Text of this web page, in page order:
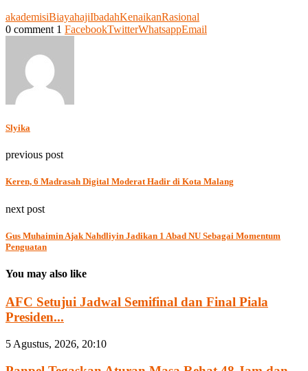
akademisiBiayahajiIbadahKenaikanRasional
0 comment 1 FacebookTwitterWhatsappEmail
Slyika
previous post
Keren, 6 Madrasah Digital Moderat Hadir di Kota Malang
next post
Gus Muhaimin Ajak Nahdliyin Jadikan 1 Abad NU Sebagai Momentum
Penguatan
You may also like
AFC Setujui Jadwal Semifinal dan Final Piala
Presiden...
5 Agustus, 2026, 20:10